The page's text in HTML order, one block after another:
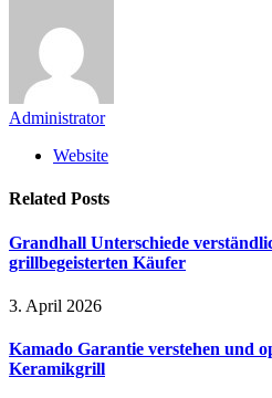
Administrator
Website
Related Posts
Grandhall Unterschiede
grillbegeisterten Käufer
3. April 2026
Kamado Garantie verstehen und
Keramikgrill